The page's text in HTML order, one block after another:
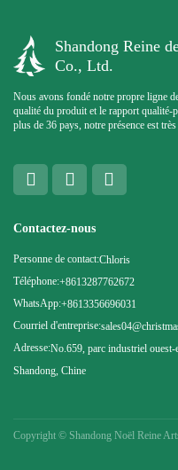
Shandong Reine
Co., Ltd.
Nous avons fondé notre propre ligne
qualité du produit et le rapport
plus de 36 pays, notre présence est
Contactez-nous
Personne de contact:Chloris
Téléphone:+8613287762672
WhatsApp:+8613356696031
Courriel d'entreprise:
Adresse:No.659, parc industriel
Shandong, Chine
Copyright © Shandong Noël Reine